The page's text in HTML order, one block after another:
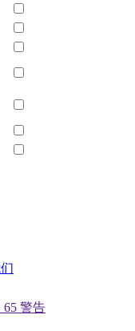
65 警告